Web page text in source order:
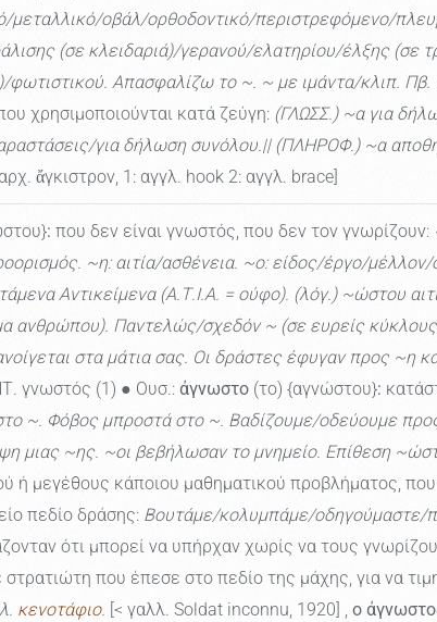
μεταλλικό/οβάλ/ορθοδοντικό/περιστρεφόμενο/
(σε κλειδαριά)/γερανού/ελατηρίου/έλξης
φωτιστικού. Απασφαλίζω το ~. ~ με ιμάντα/κλιπ.
χρησιμοποιούνται κατά ζεύγη: (ΓΛΩΣΣ.) ~α για
για δήλωση συνόλου.|| (ΠΛΗΡΟΦ.) ~α
ἄγκιστρον, 1: αγγλ. hook 2: αγγλ. brace]
: που δεν είναι γνωστός, που δεν τον γνωρίζουν:
~η: αιτία/ασθένεια. ~ο: είδος/έργο/
Αντικείμενα (Α.Τ.Ι.Α. = ούφο). (λόγ.) ~ώστου
Παντελώς/σχεδόν ~ (σε ευρείς
στα μάτια σας. Οι δράστες έφυγαν προς
γνωστός (1) ● Ουσ.: άγνωστο (το) {αγνώστου}:
~. Φόβος μπροστά στο ~. Βαδίζουμε/οδεύουμε
μιας ~ης. ~οι βεβήλωσαν το μνημείο. Επίθεση
μεγέθους κάποιου μαθηματικού προβλήματος, που
πεδίο δράσης: Βουτάμε/κολυμπάμε/οδηγούμαστε/
ότι μπορεί να υπήρχαν χωρίς να τους
που έπεσε στο πεδίο της μάχης, για να
κενοτάφιο. [< γαλλ. Soldat inconnu, 1920] , ο